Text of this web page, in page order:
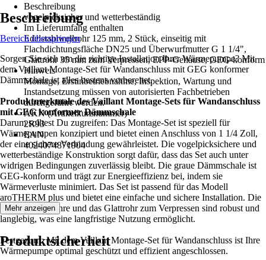
Beschreibung
vogelpicksicher und wetterbeständig
Im Lieferumfang enthalten
Edelstahlwellrohr 125 mm, 2 Stück, einseitig mit
Flachdichtungsfläche DN25 und Überwurfmutter G 1 1/4",
Glattrohr 35 mm zum Verpressen, EPP-Gehäuse, GEG-konform
Hinweis
Montage, Erstinbetriebnahme, Inspektion, Wartung und
Instandsetzung müssen von autorisierten Fachbetrieben
durchgeführt werden.
AKN (Artikelkurznummer)
2R93
EAN
4024074871904
Beschreibung
Bereich überspringen
Sorgen Sie sich um die richtige Installation Ihrer Wärmepumpe? Mit
dem Vaillant Montage-Set für Wandanschluss mit GEG konformer
Dämmschale ist alles bestens vorbereitet.
Produktmerkmale des Vaillant Montage-Sets für Wandanschluss
mit GEG konformer Dämmschale
Darum solltest Du zugreifen: Das Montage-Set ist speziell für
Wärmepumpen konzipiert und bietet einen Anschluss von 1 1/4 Zoll,
der eine sichere Verbindung gewährleistet. Die vogelpicksichere und
wetterbeständige Konstruktion sorgt dafür, dass das Set auch unter
widrigen Bedingungen zuverlässig bleibt. Die graue Dämmschale ist
GEG-konform und trägt zur Energieeffizienz bei, indem sie
Wärmeverluste minimiert. Das Set ist passend für das Modell
aroTHERM plus und bietet eine einfache und sichere Installation. Die
Edelstahlwellrohre und das Glattrohr zum Verpressen sind robust und
langlebig, was eine langfristige Nutzung ermöglicht.
Festgezurrt: Mit dem Vaillant Montage-Set für Wandanschluss ist Ihre
Wärmepumpe optimal geschützt und effizient angeschlossen.
Mehr anzeigen
Produktsicherheit